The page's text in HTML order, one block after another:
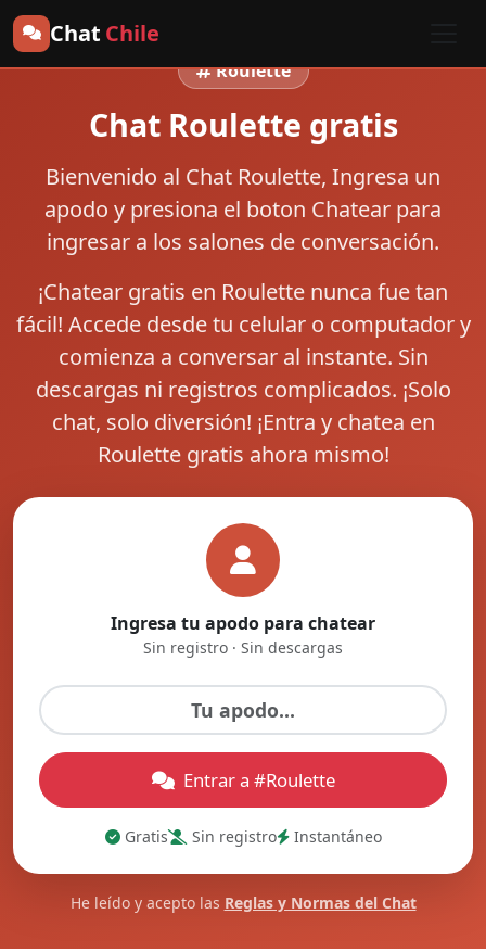
Chat Chile
Roulette
Chat Roulette gratis
Bienvenido al Chat Roulette, Ingresa un
apodo y presiona el boton Chatear para
ingresar a los salones de conversación.
¡Chatear gratis en Roulette nunca fue tan
fácil! Accede desde tu celular o computador y
comienza a conversar al instante. Sin
descargas ni registros complicados. ¡Solo
chat, solo diversión! ¡Entra y chatea en
Roulette gratis ahora mismo!
Ingresa tu apodo para chatear
Sin registro · Sin descargas
Entrar a #Roulette
Gratis Sin registro Instantáneo
He leído y acepto las Reglas y Normas del Chat